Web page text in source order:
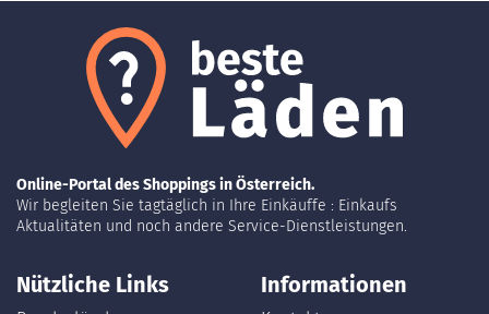
Online-Portal des Shoppings in Österreich.
Wir begleiten Sie tagtäglich in Ihre Einkäuffe : Einkaufs
Aktualitäten und noch andere Service-Dienstleistungen.
Nützliche Links Informationen